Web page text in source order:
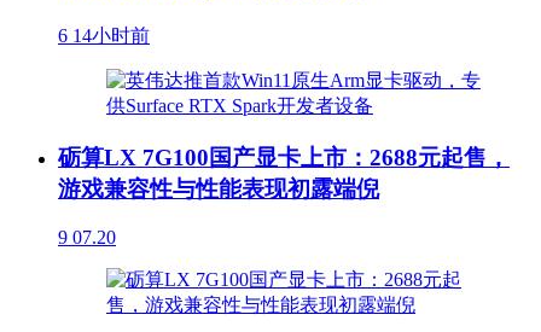
6 14小时前
砺算LX 7G100国产显卡上市：2688元起售，
游戏兼容性与性能表现初露端倪
9 07.20